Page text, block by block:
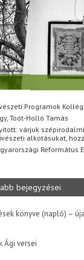
Programok
Toót-Holló Tamás
várjuk
alkotásukat,
Református
bejegyzései
könyve (napló) –
Ági versei